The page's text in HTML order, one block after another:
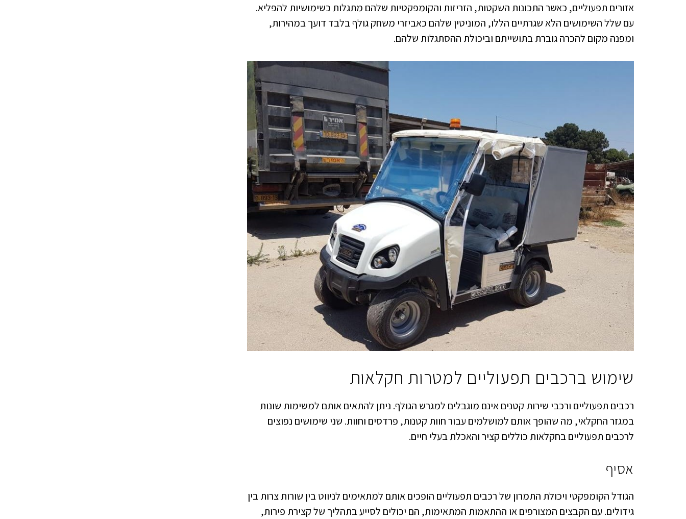
אזורים תפעוליים, כאשר התכונות השקטות, הזריזות והקומפקטיות שלהם מתגלות כשימושיות להפליא.
עם שלל השימושים הלא שגרתיים הללו, המוניטין שלהם כאביזרי משחק גולף בלבד דועך במהירות,
ומפנה מקום להכרה גוברת בתושייתם וביכולת ההסתגלות שלהם.
שימוש ברכבים תפעוליים למטרות חקלאות
רכבים תפעוליים ורכבי שירות קטנים אינם מוגבלים למגרש הגולף. ניתן להתאים אותם למשימות שונות
במגזר החקלאי, מה שהופך אותם למושלמים עבור חוות קטנות, פרדסים וחוות. שני שימושים נפוצים
לרכבים תפעוליים בחקלאות כוללים קציר והאכלת בעלי חיים.
אסיף
הגודל הקומפקטי ויכולת התמרון של רכבים תפעוליים הופכים אותם למתאימים לניווט בין שורות צרות בין
גידולים. עם הקבצים המצורפים או ההתאמות המתאימות, הם יכולים לסייע בתהליך של קצירת פירות,